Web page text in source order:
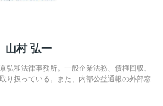
山村 弘一
弘和法律事務所。一般企業法務、債権回収、
り扱っている。また、内部公益通報の外部窓